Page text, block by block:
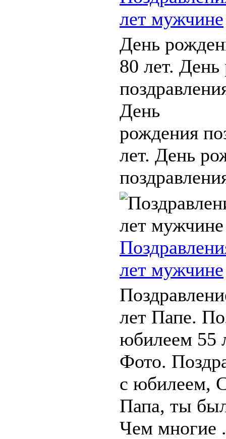
лет мужчине
День
80 лет.
День
рождения
лет. День
лет мужчине
лет Папе.
юбилеем 55
Фото.
с юбилеем,
Папа, ты
Чем многие